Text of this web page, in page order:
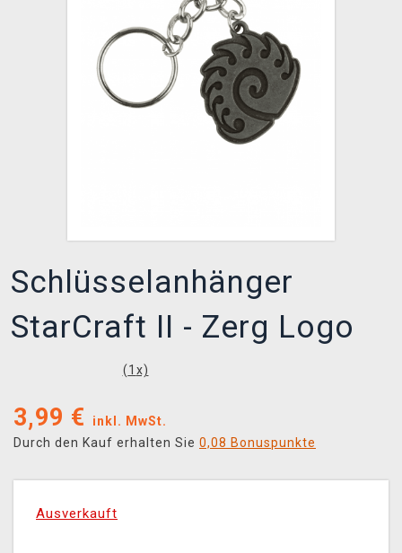
Schlüsselanhänger
StarCraft II - Zerg Logo
(1 x)
3,99 €
inkl. MwSt.
Durch den Kauf erhalten Sie 0,08 Bonuspunkte
Ausverkauft